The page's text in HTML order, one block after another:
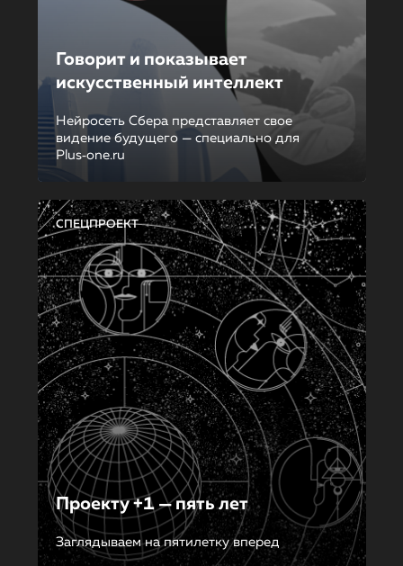
Говорит и показывает
искусственный интеллект
Нейросеть Сбера представляет свое
видение будущего — специально для
Plus‑one.ru
СПЕЦПРОЕКТ
Проекту +1 — пять лет
Заглядываем на пятилетку вперед